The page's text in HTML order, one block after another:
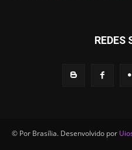
REDES
© Por Brasília. Desenvolvido por